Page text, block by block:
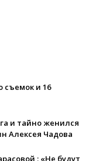
съемок и 16
и тайно женился
Алексея Чадова
: «Не будут